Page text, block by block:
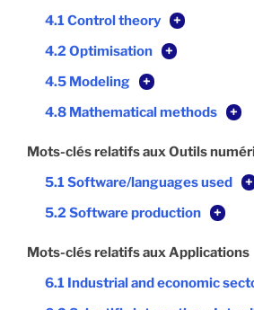
4.1 Control theory
+
4.2 Optimisation
+
4.5 Modeling
+
4.8 Mathematical methods
+
Mots-clés relatifs aux Outils
5.1 Software/languages used
+
5.2 Software production
+
Mots-clés relatifs aux Applications
6.1 Industrial and economic